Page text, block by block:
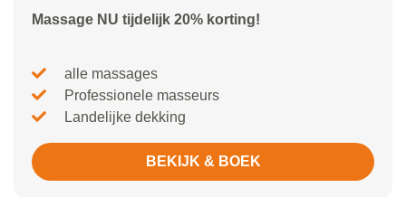
Massage NU tijdelijk 20% korting!
alle massages
Professionele masseurs
Landelijke dekking
BEKIJK & BOEK